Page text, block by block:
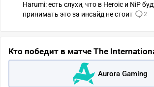
Harumi: есть слухи, что в Heroic и NiP
принимать это за инсайд не стоит
2
Кто победит в матче The
Aurora Gaming